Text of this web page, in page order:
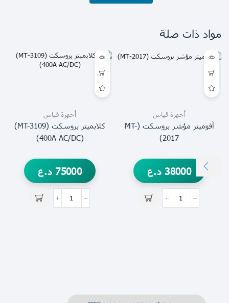
مواد ذات صلة
أجهزة قياس
آفوميتر مؤشر بروسكت (MT-
2017)
38000 د.ع
أجهزة قياس
كلابميتر بروسكت (MT-3109)
(400A AC/DC)
75000 د.ع